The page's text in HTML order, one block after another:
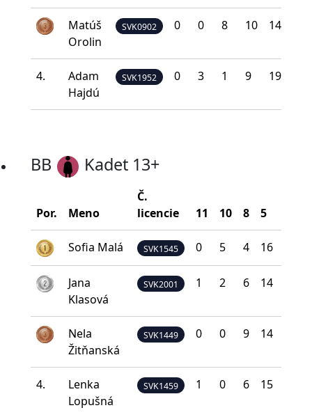
Matúš
Orolin
SVK0902 0 0 8 10 14
4.
Adam
Hajdú
SVK1952 0 3 1 9 19
BB Kadet 13+
Por. Meno
Č.
licencie
11 10 8 5
Sofia Malá SVK1545 0 5 4 16
Jana
Klasová
SVK2001 1 2 6 14
Nela
Žitňanská
SVK1449 0 0 9 14
4.
Lenka
Lopušná
SVK1459 1 0 6 15